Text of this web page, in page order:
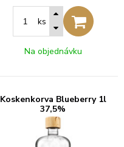
ks
Na objednávku
Koskenkorva Blueberry 1l
37,5%